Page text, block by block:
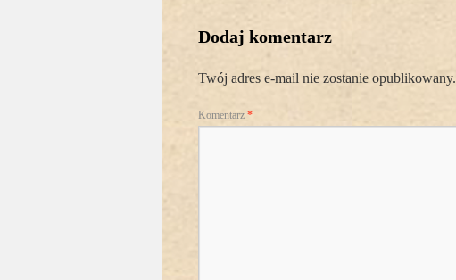
Dodaj komentarz
Twój adres e-mail nie zostanie opublikowany.
Komentarz *